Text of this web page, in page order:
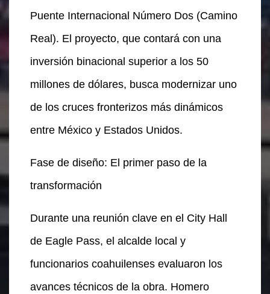
Puente Internacional Número Dos (Camino
Real). El proyecto, que contará con una
inversión binacional superior a los 50
millones de dólares, busca modernizar uno
de los cruces fronterizos más dinámicos
entre México y Estados Unidos.
Fase de diseño: El primer paso de la
transformación
Durante una reunión clave en el City Hall
de Eagle Pass, el alcalde local y
funcionarios coahuilenses evaluaron los
avances técnicos de la obra. Homero